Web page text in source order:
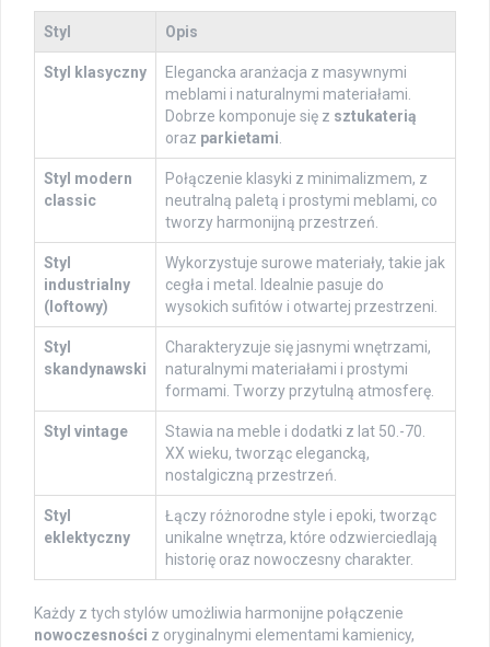
Styl Opis
Styl klasyczny
Elegancka aranżacja z masywnymi
meblami i naturalnymi materiałami.
Dobrze komponuje się z sztukaterią
oraz parkietami.
Styl modern
classic
Połączenie klasyki z minimalizmem, z
neutralną paletą i prostymi meblami, co
tworzy harmonijną przestrzeń.
Styl
industrialny
(loftowy)
Wykorzystuje surowe materiały, takie jak
cegła i metal. Idealnie pasuje do
wysokich sufitów i otwartej przestrzeni.
Styl
skandynawski
Charakteryzuje się jasnymi wnętrzami,
naturalnymi materiałami i prostymi
formami. Tworzy przytulną atmosferę.
Styl vintage
Stawia na meble i dodatki z lat 50.-70.
XX wieku, tworząc elegancką,
nostalgiczną przestrzeń.
Styl
eklektyczny
Łączy różnorodne style i epoki, tworząc
unikalne wnętrza, które odzwierciedlają
historię oraz nowoczesny charakter.
Każdy z tych stylów umożliwia harmonijne połączenie
nowoczesności z oryginalnymi elementami kamienicy,